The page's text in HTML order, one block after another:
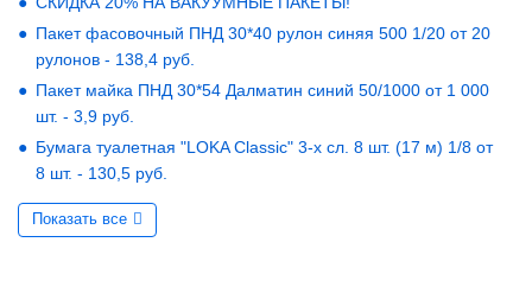
Пакет фасовочный ПНД 30*40 рулон синяя 500 1/20 от 20
рулонов - 138,4 руб.
Пакет майка ПНД 30*54 Далматин синий 50/1000 от 1 000
шт. - 3,9 руб.
Бумага туалетная "LOKA Classic" 3-х сл. 8 шт. (17 м) 1/8 от
8 шт. - 130,5 руб.
Показать все